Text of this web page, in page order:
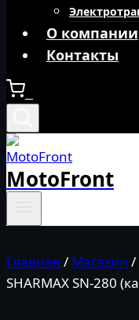
О компании
Контакты
MotoFront
Главная / Магазин /
SHARMAX SN-280